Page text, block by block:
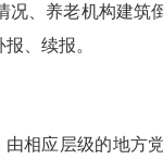
、养老机构建筑
、续报。
相应层级的地方